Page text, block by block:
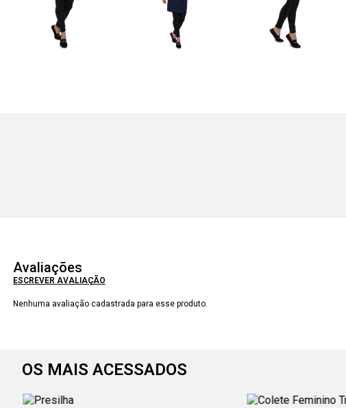
Avaliações
ESCREVER AVALIAÇÃO
Nenhuma avaliação cadastrada para esse produto.
OS MAIS ACESSADOS